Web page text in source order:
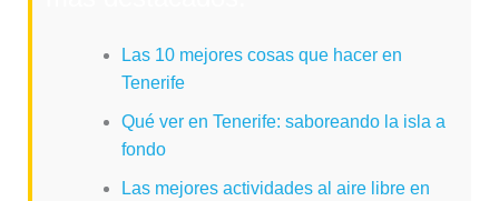
Las 10 mejores cosas que hacer en
Tenerife
Qué ver en Tenerife: saboreando la isla a
fondo
Las mejores actividades al aire libre en